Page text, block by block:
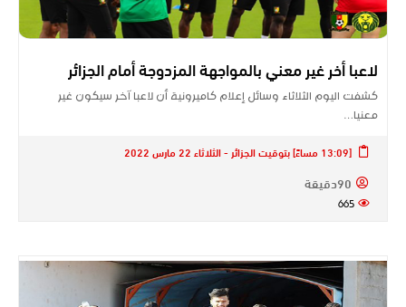
لاعبا أخر غير معني بالمواجهة المزدوجة أمام الجزائر
كشفت اليوم الثلاثاء وسائل إعلام كاميرونية أن لاعبا آخر سيكون غير
معنيا…
[13:09 مساءً] بتوقيت الجزائر - الثلاثاء 22 مارس 2022
90دقيقة
665